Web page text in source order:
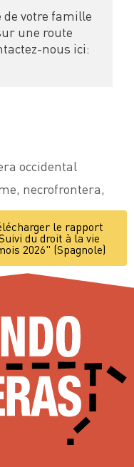
de votre famille
une route
occidental
, necrofrontera,
le rapport
du droit à la vie
2026" (Spagnole)